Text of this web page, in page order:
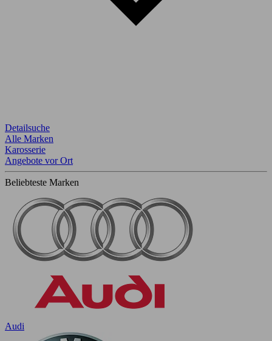
Detailsuche
Alle Marken
Karosserie
Angebote vor Ort
Beliebteste Marken
Audi